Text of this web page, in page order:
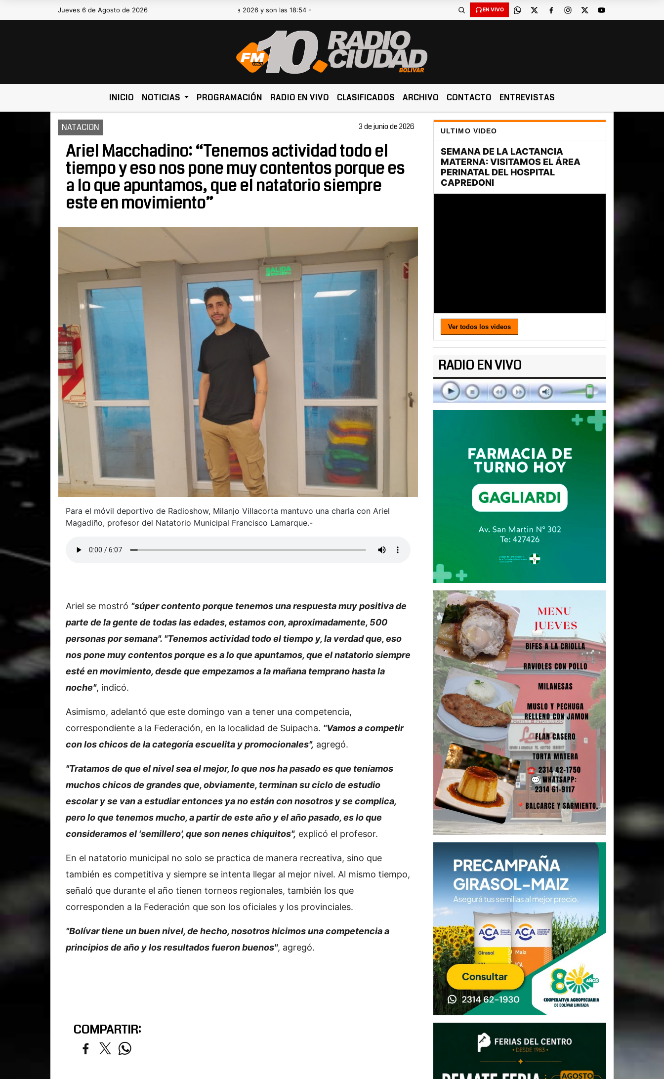
Jueves 6 de Agosto de 2026Hoy es Jueves 6 de Agosto de 2026 y son las 18:54 - EN VIVO
INICIO NOTICIAS PROGRAMACIÓN RADIO EN VIVO CLASIFICADOS ARCHIVO CONTACTO ENTREVISTAS
NATACION 3 de junio de 2026
Ariel Macchadino: “Tenemos actividad todo el
tiempo y eso nos pone muy contentos porque es
a lo que apuntamos, que el natatorio siempre
este en movimiento”
Para el móvil deportivo de Radioshow, Milanjo Villacorta mantuvo una charla con Ariel
Magadiño, profesor del Natatorio Municipal Francisco Lamarque.-
Ariel se mostró "súper contento porque tenemos una respuesta muy positiva de
parte de la gente de todas las edades, estamos con, aproximadamente, 500
personas por semana". "Tenemos actividad todo el tiempo y, la verdad que, eso
nos pone muy contentos porque es a lo que apuntamos, que el natatorio siempre
esté en movimiento, desde que empezamos a la mañana temprano hasta la
noche", indicó.
Asimismo, adelantó que este domingo van a tener una competencia,
correspondiente a la Federación, en la localidad de Suipacha. "Vamos a competir
con los chicos de la categoría escuelita y promocionales", agregó.
"Tratamos de que el nivel sea el mejor, lo que nos ha pasado es que teníamos
muchos chicos de grandes que, obviamente, terminan su ciclo de estudio
escolar y se van a estudiar entonces ya no están con nosotros y se complica,
pero lo que tenemos mucho, a partir de este año y el año pasado, es lo que
consideramos el 'semillero', que son nenes chiquitos", explicó el profesor.
En el natatorio municipal no solo se practica de manera recreativa, sino que
también es competitiva y siempre se intenta llegar al mejor nivel. Al mismo tiempo,
señaló que durante el año tienen torneos regionales, también los que
corresponden a la Federación que son los oficiales y los provinciales.
"Bolívar tiene un buen nivel, de hecho, nosotros hicimos una competencia a
principios de año y los resultados fueron buenos", agregó.
COMPARTIR:
ULTIMO VIDEO
Ver todos los videos
RADIO EN VIVO